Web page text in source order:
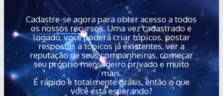
Cadastre-se agora para obter acesso a todos
os nossos recursos. Uma vez cadastrado e
logado, você poderá criar tópicos, postar
respostas a tópicos já existentes, ver a
reputação de seus companheiros, começar
seu próprio mensageiro privado e muito
mais.
É rápido e totalmente grátis, então o que
você está esperando?